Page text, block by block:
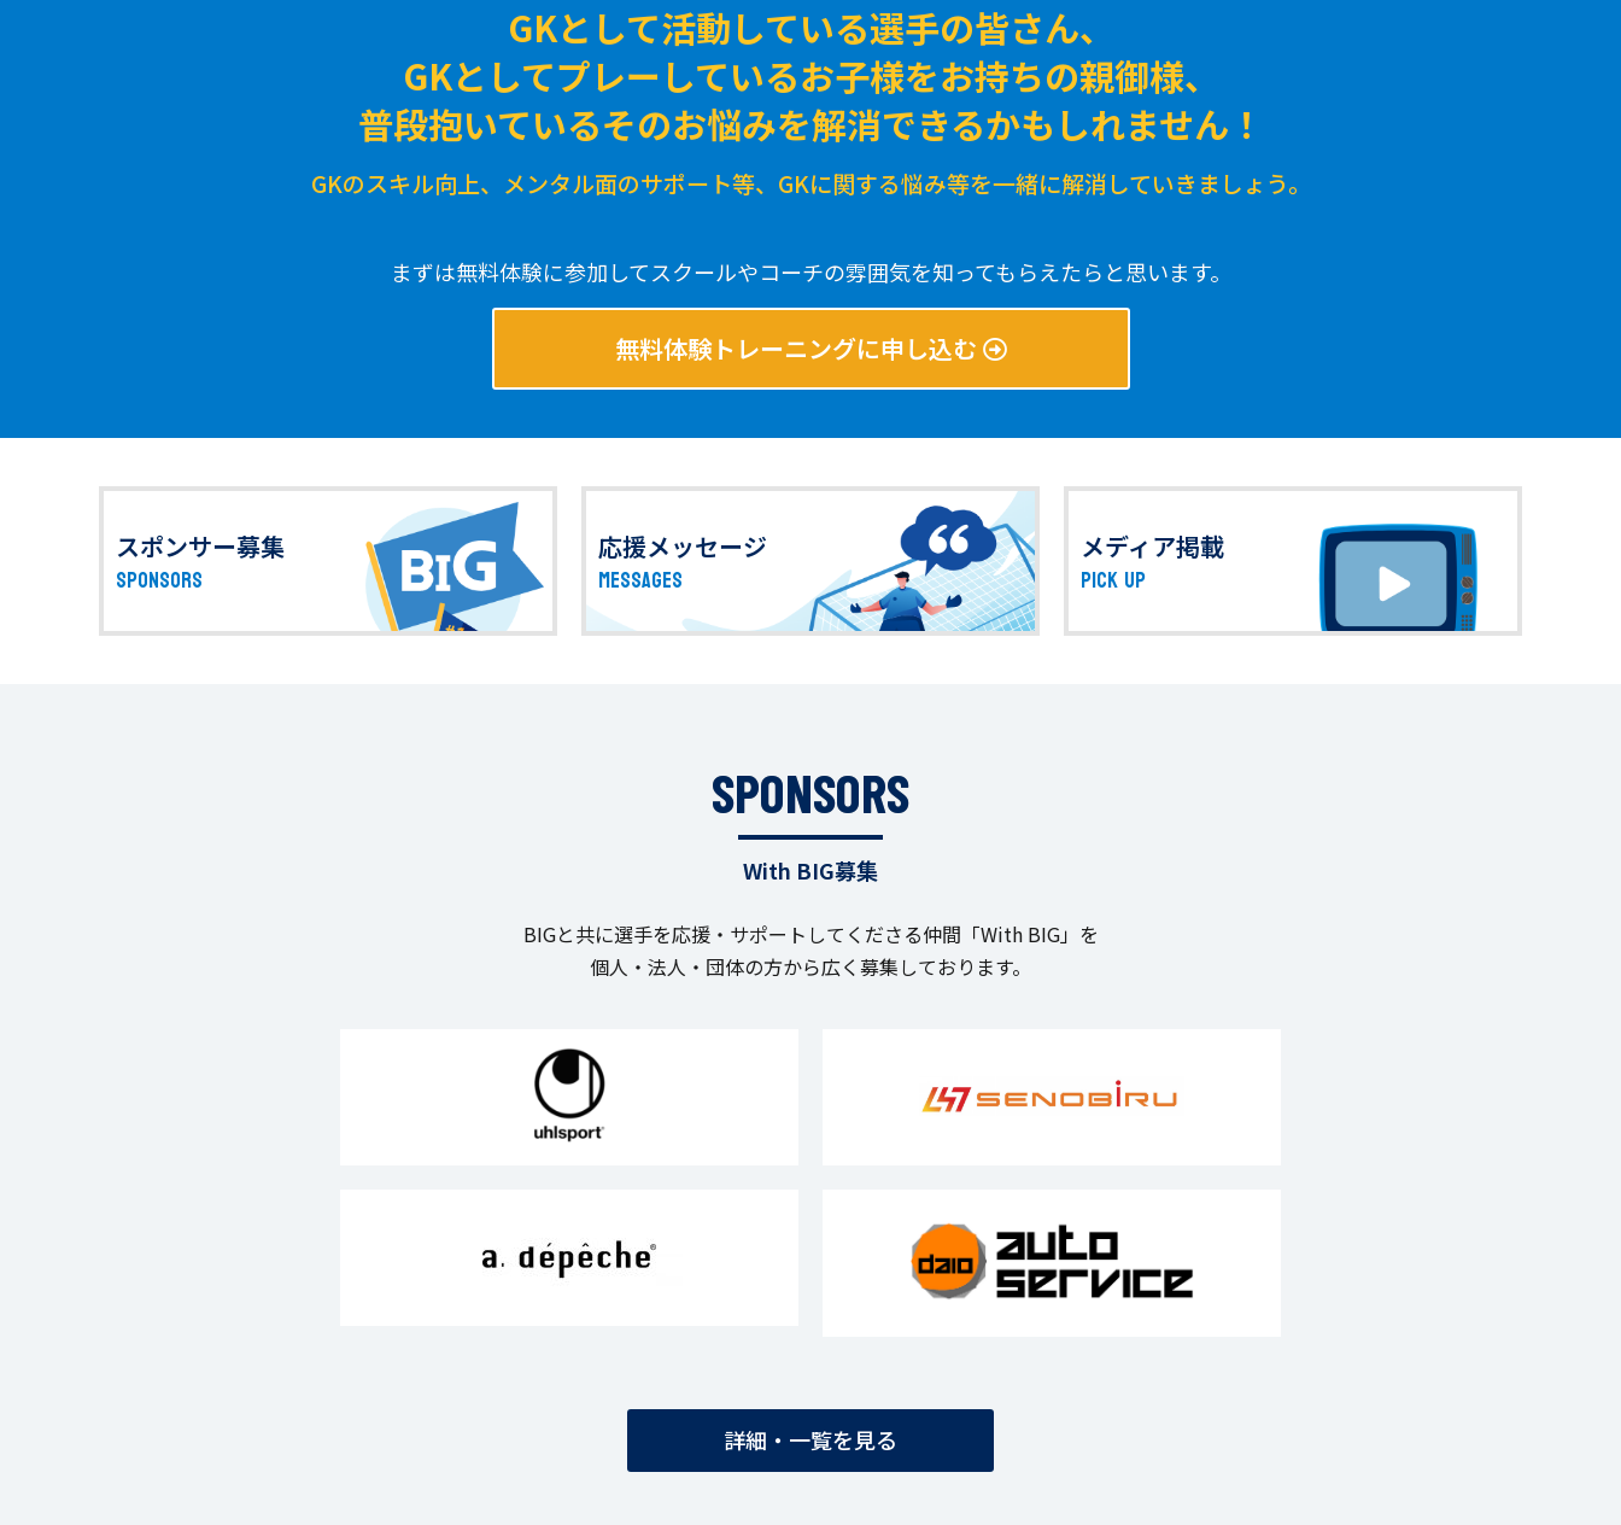
GKとして活動している選手の皆さん、
GKとしてプレーしているお子様をお持ちの親御様、
普段抱いているそのお悩みを解消できるかもしれません！
GKのスキル向上、メンタル面のサポート等、GKに関する悩み等を一緒に解消していきましょう。
まずは無料体験に参加してスクールやコーチの雰囲気を知ってもらえたらと思います。
無料体験トレーニングに申し込む
スポンサー募集
SPONSORS
応援メッセージ
MESSAGES
メディア掲載
PICK UP
SPONSORS
With BIG募集
BIGと共に選手を応援・サポートしてくださる仲間「With BIG」を
個人・法人・団体の方から広く募集しております。
詳細・一覧を見る